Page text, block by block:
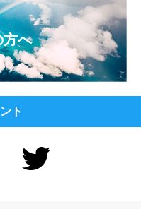
方へ
ト